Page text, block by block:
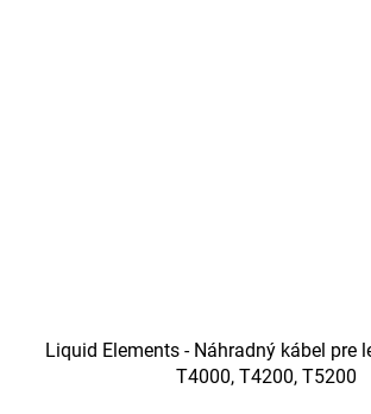
Liquid Elements - Náhradný kábel pre
T4000, T4200, T5200